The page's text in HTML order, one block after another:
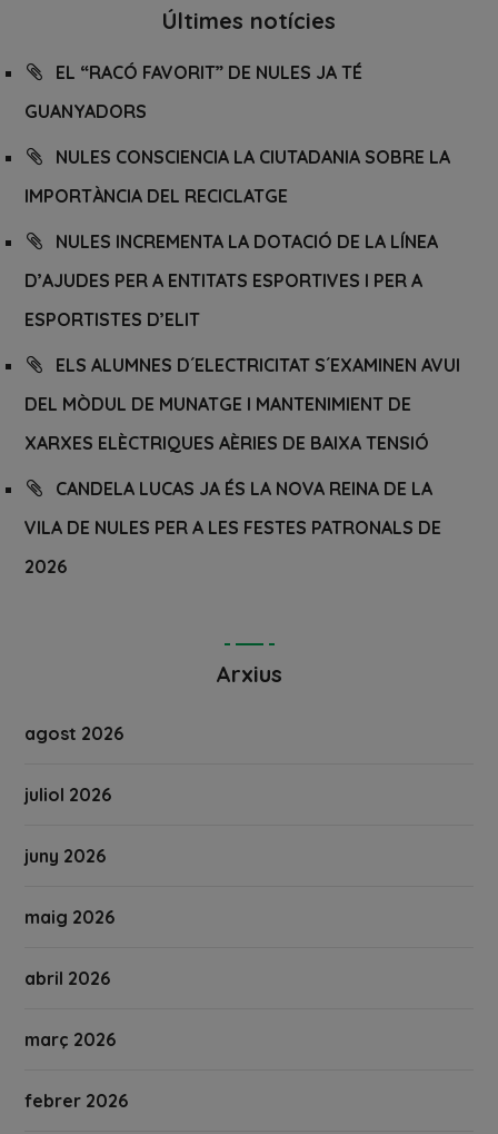
Últimes notícies
EL “RACÓ FAVORIT” DE NULES JA TÉ
GUANYADORS
NULES CONSCIENCIA LA CIUTADANIA SOBRE LA
IMPORTÀNCIA DEL RECICLATGE
NULES INCREMENTA LA DOTACIÓ DE LA LÍNEA
D’AJUDES PER A ENTITATS ESPORTIVES I PER A
ESPORTISTES D’ELIT
ELS ALUMNES D´ELECTRICITAT S´EXAMINEN AVUI
DEL MÒDUL DE MUNATGE I MANTENIMIENT DE
XARXES ELÈCTRIQUES AÈRIES DE BAIXA TENSIÓ
CANDELA LUCAS JA ÉS LA NOVA REINA DE LA
VILA DE NULES PER A LES FESTES PATRONALS DE
2026
Arxius
agost 2026
juliol 2026
juny 2026
maig 2026
abril 2026
març 2026
febrer 2026